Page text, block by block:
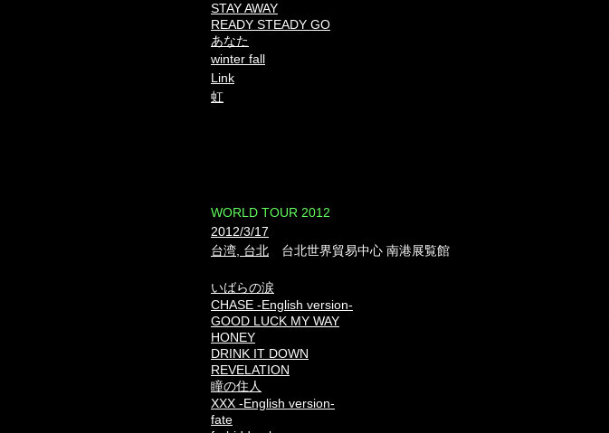
STAY AWAY
READY STEADY GO
あなた
winter fall
Link
虹
​WORLD TOUR 2012
2012/3/17
台湾, 台北 台北世界貿易中心 南港展覧館
いばらの涙
CHASE -English version-
GOOD LUCK MY WAY
HONEY
DRINK IT DOWN
REVELATION
瞳の住人
XXX -English version-
fate